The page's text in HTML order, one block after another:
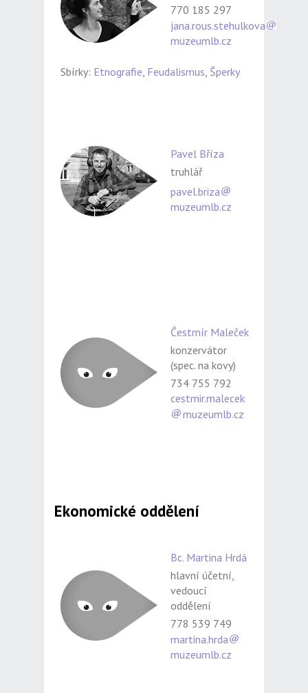
770 185 297
jana.rous.stehulkova
muzeumlb.cz
Sbírky: Etnografie, Feudalismus, Šperky
Pavel Bříza
truhlář
pavel.briza
muzeumlb.cz
Čestmír Maleček
konzervátor
(spec. na kovy)
734 755 792
cestmir.malecek
muzeumlb.cz
Ekonomické oddělení
Bc. Martina Hrdá
hlavní účetní,
vedoucí
oddělení
778 539 749
martina.hrda
muzeumlb.cz